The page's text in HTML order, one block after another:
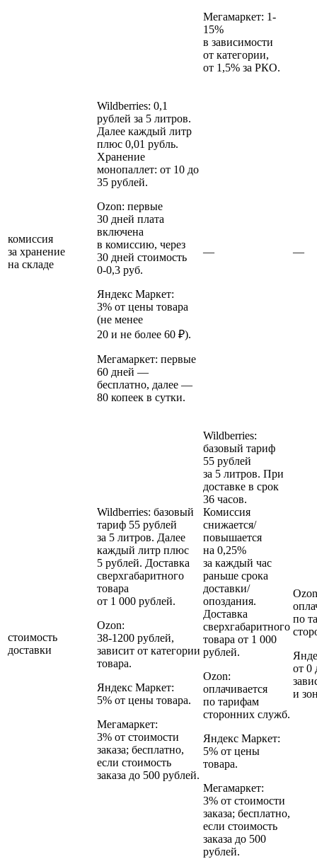
Мегамаркет: 1-
15%
в зависимости
от категории,
от 1,5% за РКО.
комиссия
за хранение
на складе
Wildberries: 0,1
рублей за 5 литров.
Далее каждый литр
плюс 0,01 рубль.
Хранение
монопаллет: от 10 до
35 рублей.
Ozon: первые
30 дней плата
включена
в комиссию, через
30 дней стоимость
0‑0,3 руб.
Яндекс Маркет:
3% от цены товара
(не менее
20 и не более 60 ₽).
Мегамаркет: первые
60 дней —
бесплатно, далее —
80 копеек в сутки.
— —
стоимость
доставки
Wildberries: базовый
тариф 55 рублей
за 5 литров. Далее
каждый литр плюс
5 рублей. Доставка
сверхгабаритного
товара
от 1 000 рублей.
Ozon:
38‑1200 рублей,
зависит от категории
товара.
Яндекс Маркет:
5% от цены товара.
Мегамаркет:
3% от стоимости
заказа; бесплатно,
если стоимость
заказа до 500 рублей.
Wildberries:
базовый тариф
55 рублей
за 5 литров. При
доставке в срок
36 часов.
Комиссия
снижается/
повышается
на 0,25%
за каждый час
раньше срока
доставки/
опоздания.
Доставка
сверхгабаритного
товара от 1 000
рублей.
Ozon:
оплачивается
по тарифам
сторонних служб.
Яндекс Маркет:
5% от цены
товара.
Мегамаркет:
3% от стоимости
заказа; бесплатно,
если стоимость
заказа до 500
рублей.
по
от 0
и